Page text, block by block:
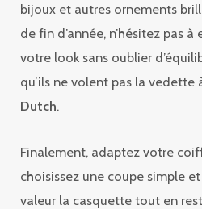
bijoux et autres ornements
de fin d’année, n’hésitez pas
votre look sans oublier
qu’ils ne volent pas la vedette
Dutch.
Finalement, adaptez votre
choisissez une coupe simple
valeur la casquette tout en